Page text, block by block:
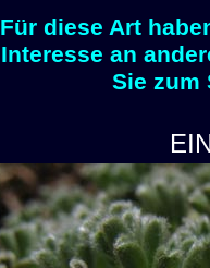
Für diese Art
Interesse an
Sie zum